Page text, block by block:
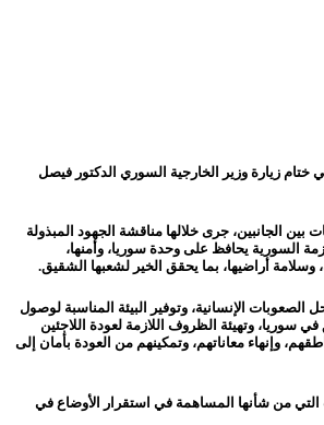
زيارة وزير الخارجية السوري الدكتور فيصل
الجانبين، جرى خلالها مناقشة الجهود المبذولة
السورية يحافظ على وحدة سوريا، وأمنها،
وسلامة أراضيها، بما يحقق الخير لشعبها الشقيق.
الصعوبات الإنسانية، وتوفير البيئة المناسبة لوصول
سوريا، وتهيئة الظروف اللازمة لعودة اللاجئين
وإنهاء معاناتهم، وتمكينهم من العودة بأمان إلى
التي من شأنها المساهمة في استقرار الأوضاع في